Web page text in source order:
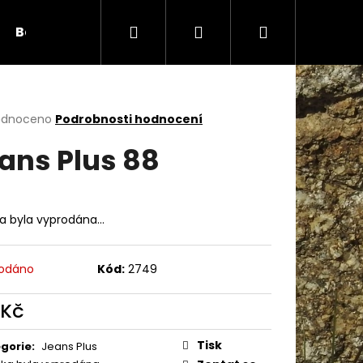
Bambule Háčky Duté vlákno
Hledat PřihlášeníNákupní
košík
Podrobnosti hodnocení
Plus 88
byla vyprodána…
Kód: 2749
: Jeans Plus
Tisk